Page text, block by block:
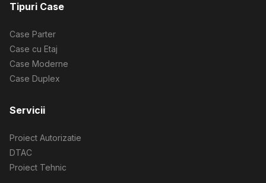
Tipuri Case
Case Parter
Case cu Etaj
Case Moderne
Case Duplex
Servicii
Proiect Autorizatie
DTAC
Proiect Tehnic